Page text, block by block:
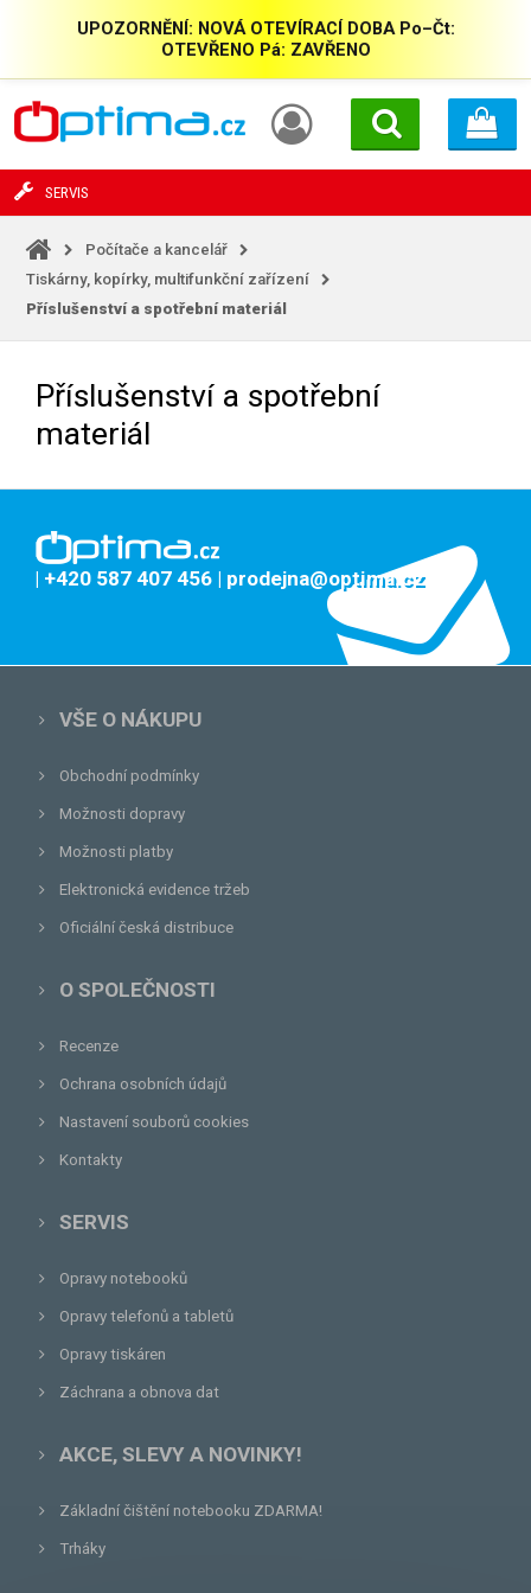
UPOZORNĚNÍ: NOVÁ OTEVÍRACÍ DOBA Po–Čt:
OTEVŘENO Pá: ZAVŘENO
SERVIS
Počítače a kancelář
Tiskárny, kopírky, multifunkční zařízení
Příslušenství a spotřební materiál
Příslušenství a spotřební
materiál
| +420 587 407 456 | prodejna@optima.cz
VŠE O NÁKUPU
Obchodní podmínky
Možnosti dopravy
Možnosti platby
Elektronická evidence tržeb
Oficiální česká distribuce
O SPOLEČNOSTI
Recenze
Ochrana osobních údajů
Nastavení souborů cookies
Kontakty
SERVIS
Opravy notebooků
Opravy telefonů a tabletů
Opravy tiskáren
Záchrana a obnova dat
AKCE, SLEVY A NOVINKY!
Základní čištění notebooku ZDARMA!
Trháky